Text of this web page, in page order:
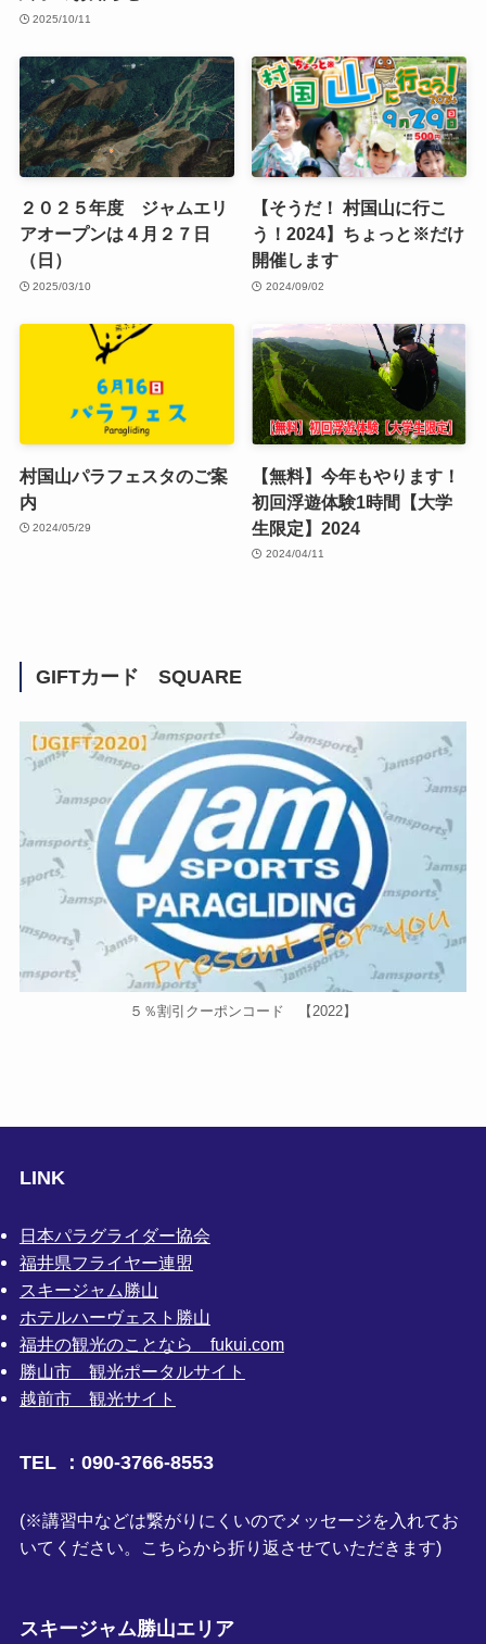
2025/10/11
２０２５年度 ジャムエリ
アオープンは４月２７日
（日）
2025/03/10
【そうだ！ 村国山に行こ
う！2024】ちょっと※だけ
開催します
2024/09/02
村国山パラフェスタのご案
内
2024/05/29
【無料】今年もやります！
初回浮遊体験1時間【大学
生限定】2024
2024/04/11
GIFTカード SQUARE
５％割引クーポンコード 【2022】
LINK
日本パラグライダー協会
福井県フライヤー連盟
スキージャム勝山
ホテルハーヴェスト勝山
福井の観光のことなら fukui.com
勝山市 観光ポータルサイト
越前市 観光サイト
TEL ：090-3766-8553
(※講習中などは繋がりにくいのでメッセージを入れてお
いてください。こちらから折り返させていただきます)
スキージャム勝山エリア